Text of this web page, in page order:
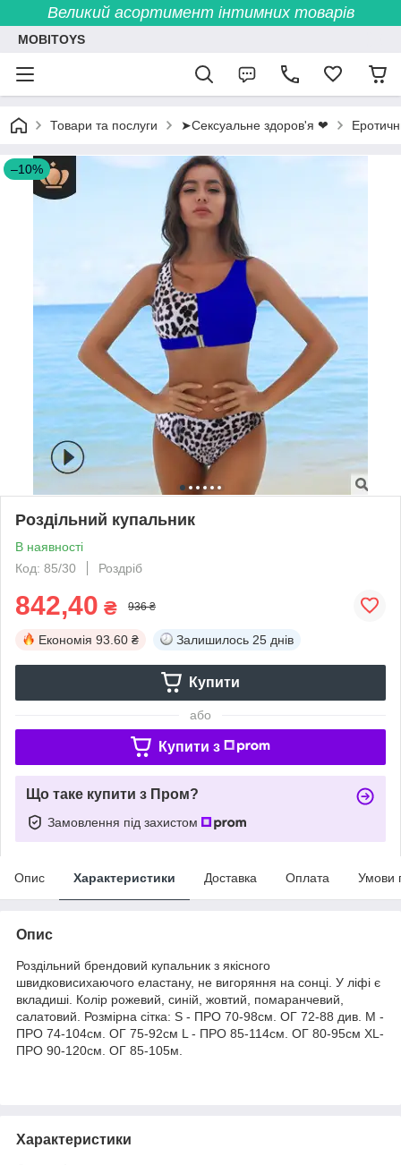
Великий асортимент інтимних товарів
MOBITOYS
Товари та послуги ➤Сексуальне здоров'я ❤
–10%
Роздільний купальник
В наявності
Код: 85/30
Роздріб
842,40 ₴ 936 ₴
Економія 93.60 ₴ Залишилось 25 днів
Купити
або
Купити з
Що таке купити з Пром?
Замовлення під захистом
Опис Характеристики Доставка Оплата Умови
Опис
Роздільний брендовий купальник з якісного
швидковисихаючого еластану, не вигоряння на сонці. У ліфі є
вкладиші. Колір рожевий, синій, жовтий, помаранчевий,
салатовий. Розмірна сітка: S - ПРО 70-98см. ОГ 72-88 див. M -
ПРО 74-104см. ОГ 75-92см L - ПРО 85-114см. ОГ 80-95см XL-
ПРО 90-120см. ОГ 85-105м.
Характеристики